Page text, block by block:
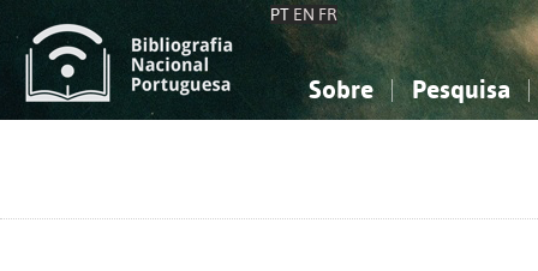
PT EN FR
Sobre Pesquisa